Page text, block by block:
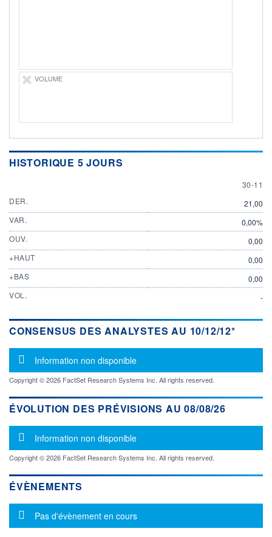
Boursobank
VOLUME
HISTORIQUE 5 JOURS
30
30-11
DER.
21,00
VAR.
0,00%
OUV.
0,00
+HAUT
0,00
+BAS
0,00
VOL.
-
CONSENSUS DES ANALYSTES AU 10/12/12*
Message d'information
Information non disponible
Copyright © 2026 FactSet Research Systems Inc. All rights reserved.
ÉVOLUTION DES PRÉVISIONS AU 08/08/26
Message d'information
Information non disponible
Copyright © 2026 FactSet Research Systems Inc. All rights reserved.
ÉVÈNEMENTS
Message d'information
Pas d'évènement en cours